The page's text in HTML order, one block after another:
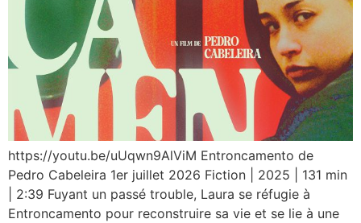
https://youtu.be/uUqwn9AlViM Entroncamento de
Pedro Cabeleira 1er juillet 2026 Fiction | 2025 | 131 min
| 2:39 Fuyant un passé trouble, Laura se réfugie à
Entroncamento pour reconstruire sa vie et se lie à une